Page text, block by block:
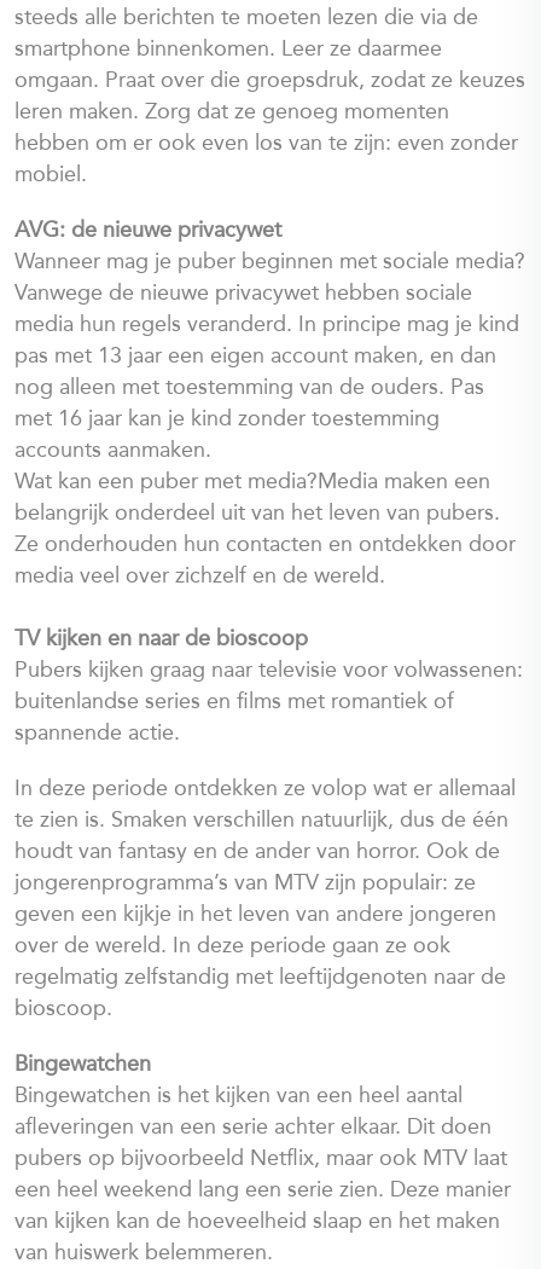
steeds alle berichten te moeten lezen die via de
smartphone binnenkomen. Leer ze daarmee
omgaan. Praat over die groepsdruk, zodat ze keuzes
leren maken. Zorg dat ze genoeg momenten
hebben om er ook even los van te zijn: even zonder
mobiel.
AVG: de nieuwe privacywet
Wanneer mag je puber beginnen met sociale media?
Vanwege de nieuwe privacywet hebben sociale
media hun regels veranderd. In principe mag je kind
pas met 13 jaar een eigen account maken, en dan
nog alleen met toestemming van de ouders. Pas
met 16 jaar kan je kind zonder toestemming
accounts aanmaken.
Wat kan een puber met media?Media maken een
belangrijk onderdeel uit van het leven van pubers.
Ze onderhouden hun contacten en ontdekken door
media veel over zichzelf en de wereld.
TV kijken en naar de bioscoop
Pubers kijken graag naar televisie voor volwassenen:
buitenlandse series en films met romantiek of
spannende actie.
In deze periode ontdekken ze volop wat er allemaal
te zien is. Smaken verschillen natuurlijk, dus de één
houdt van fantasy en de ander van horror. Ook de
jongerenprogramma’s van MTV zijn populair: ze
geven een kijkje in het leven van andere jongeren
over de wereld. In deze periode gaan ze ook
regelmatig zelfstandig met leeftijdgenoten naar de
bioscoop.
Bingewatchen
Bingewatchen is het kijken van een heel aantal
afleveringen van een serie achter elkaar. Dit doen
pubers op bijvoorbeeld Netflix, maar ook MTV laat
een heel weekend lang een serie zien. Deze manier
van kijken kan de hoeveelheid slaap en het maken
van huiswerk belemmeren.